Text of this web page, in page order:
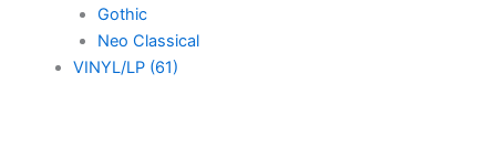
Gothic
Neo Classical
VINYL/LP (61)